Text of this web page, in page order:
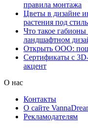
правила монтажа
Цветы в дизайне
растения под
Что такое габионы
ландшафтном
Открыть ООО:
Сертификаты с
акцент
О нас
Контакты
О сайте
Рекламодателям